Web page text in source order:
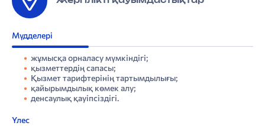
Мүдделері
жұмысқа орналасу мүмкіндігі;
қызметтердің сапасы;
Қызмет тарифтерінің тартымдылығы;
қайырымдылық көмек алу;
денсаулық қауіпсіздігі.
Үлес